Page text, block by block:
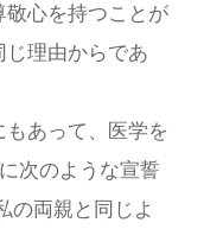
心を持つことが
理由からであ
あって、医学を
次のような宣誓
の両親と同じよ